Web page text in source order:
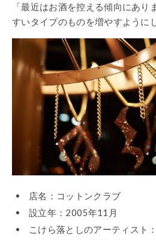
「最近はお酒を控える傾向にあ
すいタイプのものを増やすように
店名：コットンクラブ
設立年：2005年11月
こけら落としのアーティスト